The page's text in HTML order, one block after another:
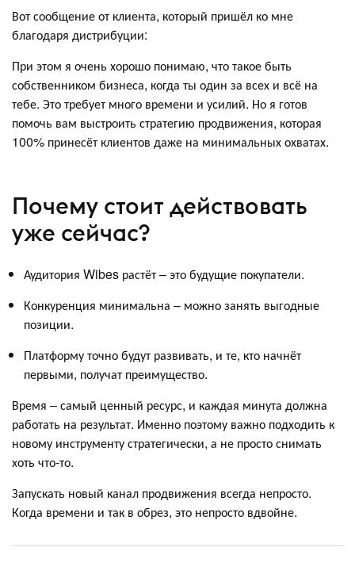
Вот сообщение от клиента, который пришёл ко мне
благодаря дистрибуции:
При этом я очень хорошо понимаю, что такое быть
собственником бизнеса, когда ты один за всех и всё на
тебе. Это требует много времени и усилий. Но я готов
помочь вам выстроить стратегию продвижения, которая
100% принесёт клиентов даже на минимальных охватах.
Почему стоит действовать
уже сейчас?
Аудитория Wibes растёт – это будущие покупатели.
Конкуренция минимальна – можно занять выгодные
позиции.
Платформу точно будут развивать, и те, кто начнёт
первыми, получат преимущество.
Время – самый ценный ресурс, и каждая минута должна
работать на результат. Именно поэтому важно подходить к
новому инструменту стратегически, а не просто снимать
хоть что-то.
Запускать новый канал продвижения всегда непросто.
Когда времени и так в обрез, это непросто вдвойне.